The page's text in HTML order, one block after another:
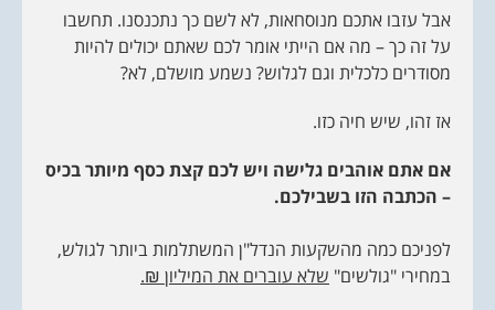
אבל עזבו אתכם מנוסחאות, לא לשם כך נתכנסנו. תחשבו
על זה כך – מה אם הייתי אומר לכם שאתם יכולים להיות
מסודרים כלכלית וגם לגלוש? נשמע מושלם, לא?
אז זהו, שיש חיה כזו.
אם אתם אוהבים גלישה ויש לכם קצת כסף מיותר בכיס
– הכתבה הזו בשבילכם.
לפניכם כמה מהשקעות הנדל"ן המשתלמות ביותר לגולש,
במחירי "גולשים" שלא עוברים את המיליון ₪.